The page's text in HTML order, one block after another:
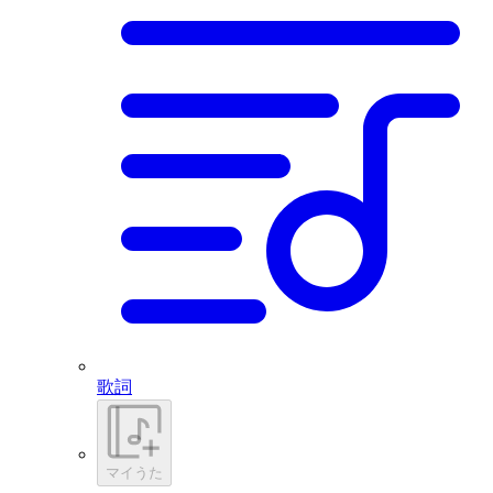
歌詞
マイうた